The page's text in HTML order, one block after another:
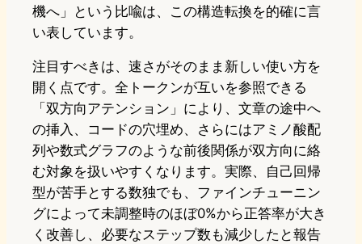
機へ」という比喩は、この構造転換を的確に言
い表しています。
注目すべきは、速さがそのまま新しい使い方を
開く点です。全トークンが互いを参照できる
「双方向アテンション」により、文章の途中へ
の挿入、コードの穴埋め、さらにはアミノ酸配
列や数式グラフのような前後関係が双方向に絡
む対象を扱いやすくなります。実際、自己回帰
型が苦手とする数独でも、ファインチューニン
グによって未調整時のほぼ0%から正答率が大き
く改善し、必要なステップ数も減少したと報告